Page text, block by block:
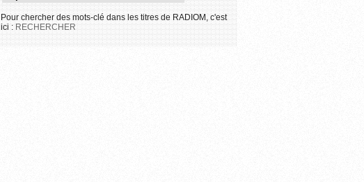
Pour chercher des mots-clé dans les titres de RADIOM, c'est
ici : RECHERCHER